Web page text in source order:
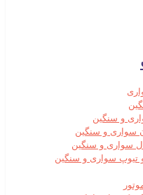
و سنگین
سواری و سنگین
سواری و سنگین
و تیوپ سواری و سنگین